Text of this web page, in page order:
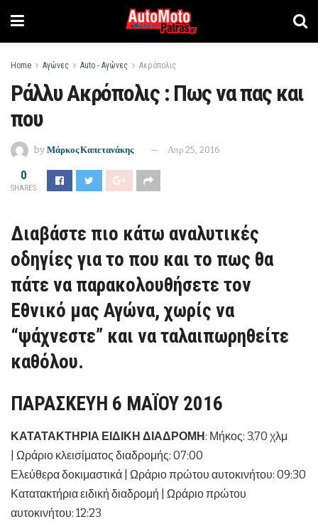
Home Αγώνες Auto - Αγώνες Ακρόπολις
Ράλλυ Ακρόπολις : Πως να πας και
που
by Μάρκος Καπετανάκης Απρ 25, 2016
0
SHARES
Διαβάστε πιο κάτω αναλυτικές
οδηγίες για το που και το πως θα
πάτε να παρακολουθήσετε τον
Εθνικό μας Αγώνα, χωρίς να
“ψάχνεστε” και να ταλαιπωρηθείτε
καθόλου.
ΠΑΡΑΣΚΕΥΗ 6 ΜΑΪΟΥ 2016
ΚΑΤΑΤΑΚΤΗΡΙΑ ΕΙΔΙΚΗ ΔΙΑΔΡΟΜΗ: Μήκος: 3,70 χλμ
| Ωράριο κλεισίματος διαδρομής: 07:00
Ελεύθερα δοκιμαστικά | Ωράριο πρώτου αυτοκινήτου: 09:30
Κατατακτήρια ειδική διαδρομή | Ωράριο πρώτου
αυτοκινήτου: 12:23